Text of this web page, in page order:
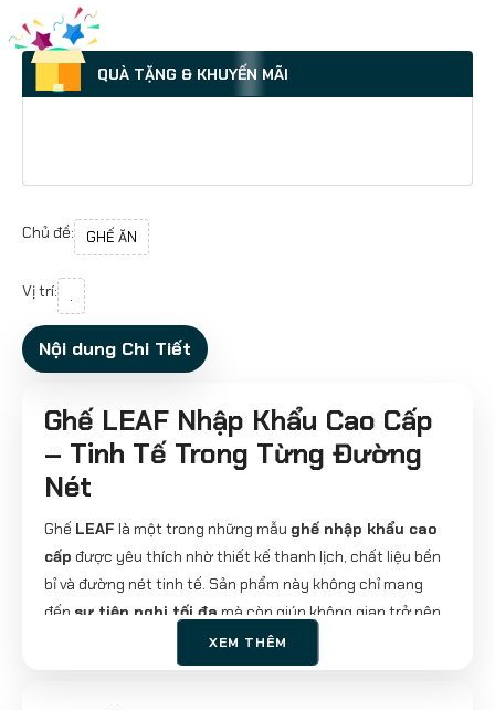
QUÀ TẶNG & KHUYẾN MÃI
Chủ đề: GHẾ ĂN
Vị trí: .
Nội dung Chi Tiết
Ghế LEAF Nhập Khẩu Cao Cấp
– Tinh Tế Trong Từng Đường
Nét
Ghế LEAF là một trong những mẫu ghế nhập khẩu cao
cấp được yêu thích nhờ thiết kế thanh lịch, chất liệu bền
bỉ và đường nét tinh tế. Sản phẩm này không chỉ mang
đến sự tiện nghi tối đa mà còn giúp không gian trở nên
sang trọng và đẳng cấp.XEM THÊM